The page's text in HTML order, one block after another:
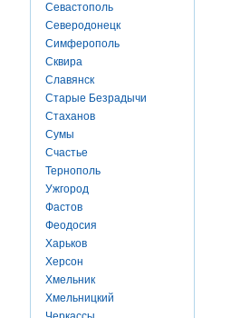
Севастополь
Северодонецк
Симферополь
Сквира
Славянск
Старые Безрадычи
Стаханов
Сумы
Счастье
Тернополь
Ужгород
Фастов
Феодосия
Харьков
Херсон
Хмельник
Хмельницкий